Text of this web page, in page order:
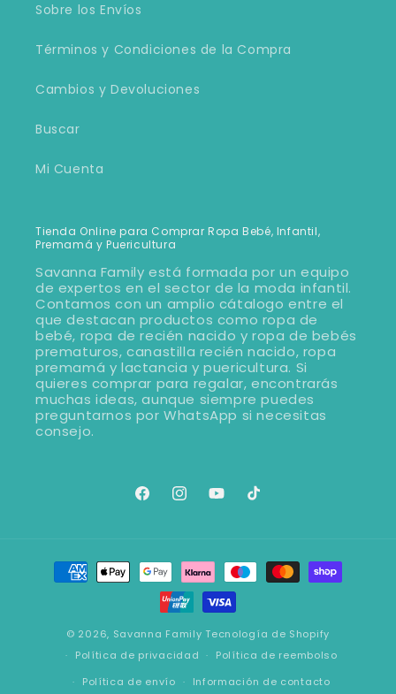
Sobre los Envíos
Términos y Condiciones de la Compra
Cambios y Devoluciones
Buscar
Mi Cuenta
Tienda Online para Comprar Ropa Bebé, Infantil,
Premamá y Puericultura
Savanna Family está formada por un equipo
de expertos en el sector de la moda infantil.
Contamos con un amplio cátalogo entre el
que destacan productos como ropa de
bebé, ropa de recién nacido y ropa de bebés
prematuros, canastilla recién nacido, ropa
premamá y lactancia y puericultura. Si
quieres comprar para regalar, encontrarás
muchas ideas, aunque siempre puedes
preguntarnos por WhatsApp si necesitas
consejo.
FacebookInstagramYouTubeTikTok
Formas
© 2026, Savanna Family Tecnología de Shopify
Política de privacidad
Política de reembolso
Política de envío
Información de contacto